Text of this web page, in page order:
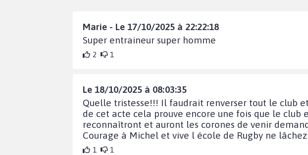
Marie - Le 17/10/2025 à 22:22:18
Super entraineur super homme
2 1
Le 18/10/2025 à 08:03:35
Quelle tristesse!!! Il faudrait renverser tout le club
de cet acte cela prouve encore une fois que le
reconnaîtront et auront les corones de venir
Courage à Michel et vive l école de Rugby ne
1 1